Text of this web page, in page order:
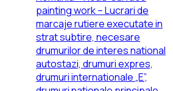
painting work – Lucrari de
marcaje rutiere executate in
strat subtire, necesare
drumurilor de interes national
autostazi, drumuri expres,
drumuri internationale „E”,